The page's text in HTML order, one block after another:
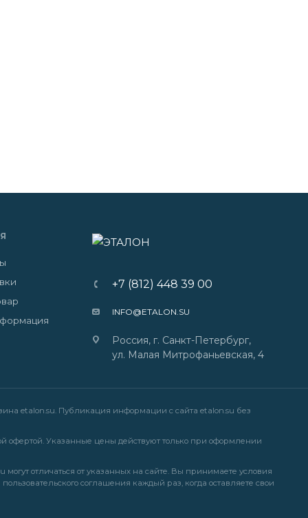
+7 (812) 448 39 00
INFO@ETALON.SU
Россия, г. Санкт-Петербург,
ул. Малая Митрофаньевская, 4
etalon.su. Публикация информации с сайта etalon.su без
офертой. Указанные цены действуют только при оформлении
отличаться от указанных на сайте. Вы принимаете условия
пользовательского соглашения каждый раз, когда оставляете свои